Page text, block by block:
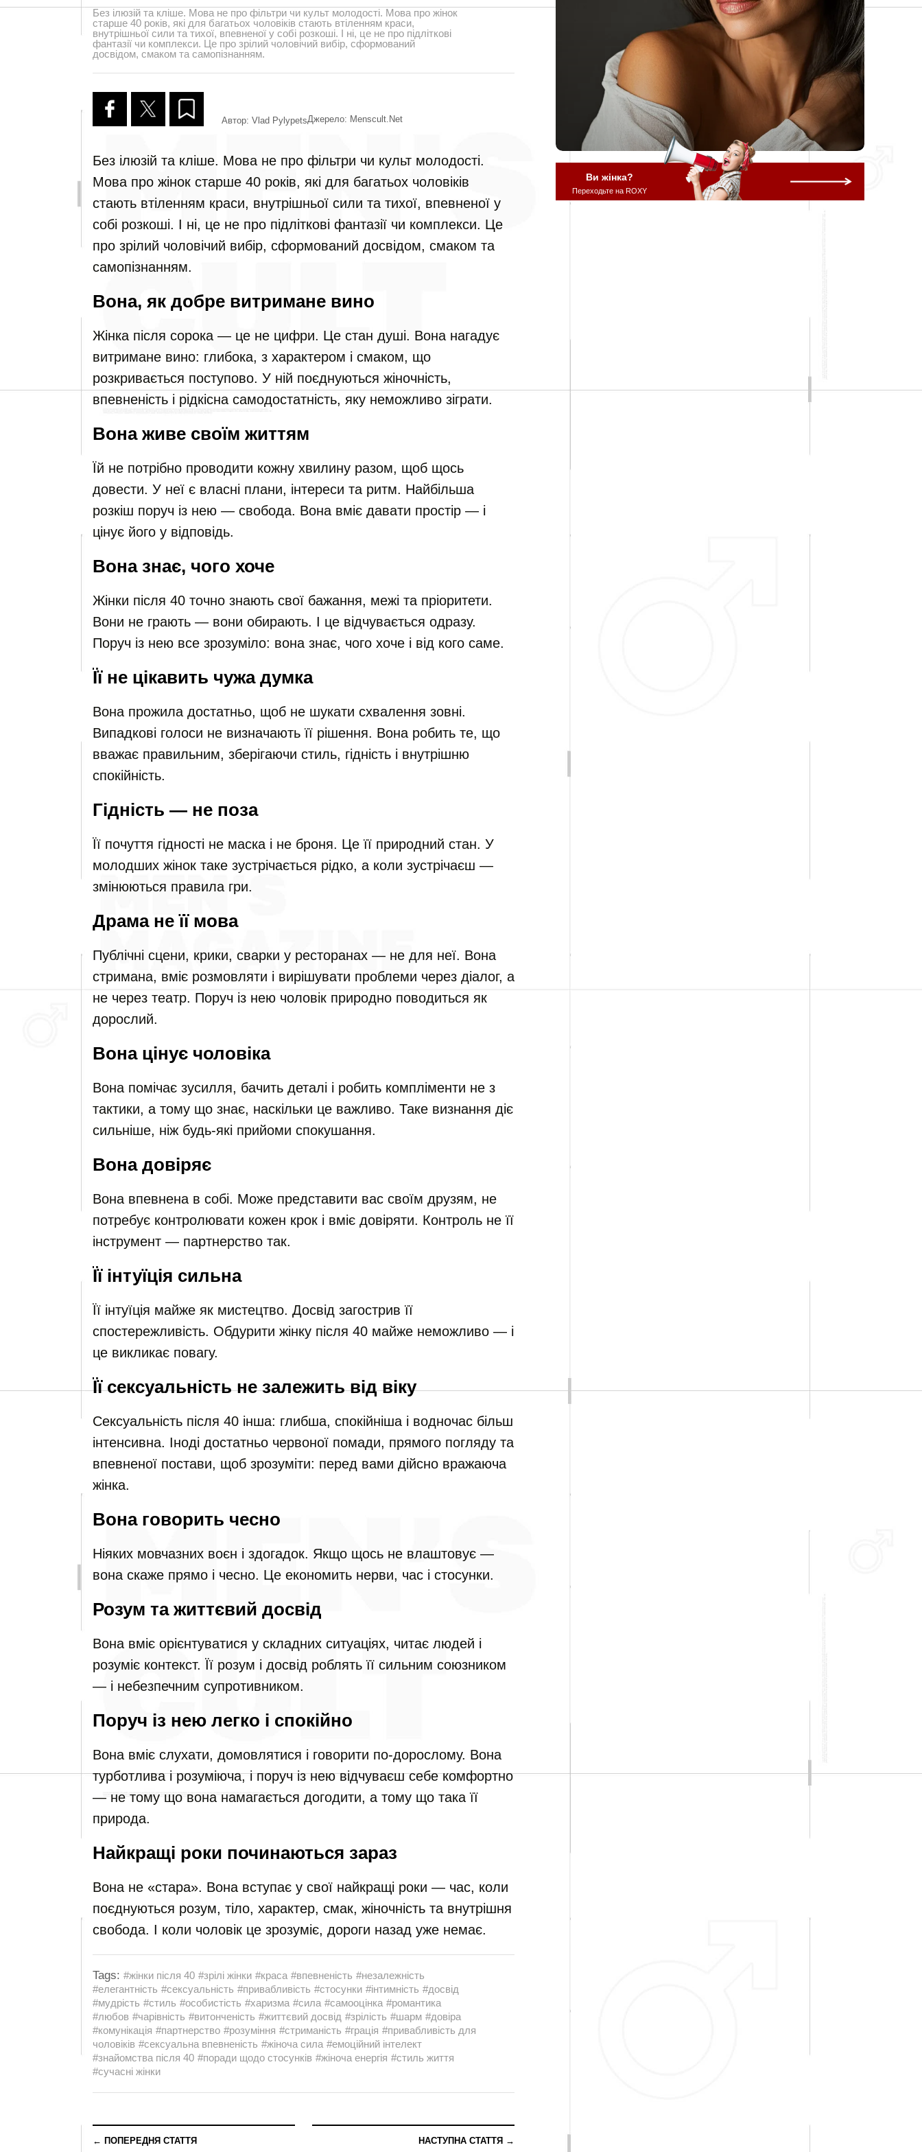
Без ілюзій та кліше. Мова не про фільтри чи культ молодості. Мова про жінок
старше 40 років, які для багатьох чоловіків стають втіленням краси,
внутрішньої сили та тихої, впевненої у собі розкоші. І ні, це не про підліткові
фантазії чи комплекси. Це про зрілий чоловічий вибір, сформований
досвідом, смаком та самопізнанням.
Автор: Vlad PylypetsДжерело: Menscult.net
Без ілюзій та кліше. Мова не про фільтри чи культ молодості.
Мова про жінок старше 40 років, які для багатьох чоловіків
стають втіленням краси, внутрішньої сили та тихої, впевненої у
собі розкоші. І ні, це не про підліткові фантазії чи комплекси. Це
про зрілий чоловічий вибір, сформований досвідом, смаком та
самопізнанням.
Вона, як добре витримане вино
Жінка після сорока — це не цифри. Це стан душі. Вона нагадує
витримане вино: глибока, з характером і смаком, що
розкривається поступово. У ній поєднуються жіночність,
впевненість і рідкісна самодостатність, яку неможливо зіграти.
Вона живе своїм життям
Їй не потрібно проводити кожну хвилину разом, щоб щось
довести. У неї є власні плани, інтереси та ритм. Найбільша
розкіш поруч із нею — свобода. Вона вміє давати простір — і
цінує його у відповідь.
Вона знає, чого хоче
Жінки після 40 точно знають свої бажання, межі та пріоритети.
Вони не грають — вони обирають. І це відчувається одразу.
Поруч із нею все зрозуміло: вона знає, чого хоче і від кого саме.
Її не цікавить чужа думка
Вона прожила достатньо, щоб не шукати схвалення зовні.
Випадкові голоси не визначають її рішення. Вона робить те, що
вважає правильним, зберігаючи стиль, гідність і внутрішню
спокійність.
Гідність — не поза
Її почуття гідності не маска і не броня. Це її природний стан. У
молодших жінок таке зустрічається рідко, а коли зустрічаєш —
змінюються правила гри.
Драма не її мова
Публічні сцени, крики, сварки у ресторанах — не для неї. Вона
стримана, вміє розмовляти і вирішувати проблеми через діалог, а
не через театр. Поруч із нею чоловік природно поводиться як
дорослий.
Вона цінує чоловіка
Вона помічає зусилля, бачить деталі і робить компліменти не з
тактики, а тому що знає, наскільки це важливо. Таке визнання діє
сильніше, ніж будь-які прийоми спокушання.
Вона довіряє
Вона впевнена в собі. Може представити вас своїм друзям, не
потребує контролювати кожен крок і вміє довіряти. Контроль не її
інструмент — партнерство так.
Її інтуїція сильна
Її інтуїція майже як мистецтво. Досвід загострив її
спостережливість. Обдурити жінку після 40 майже неможливо — і
це викликає повагу.
Її сексуальність не залежить від віку
Сексуальність після 40 інша: глибша, спокійніша і водночас більш
інтенсивна. Іноді достатньо червоної помади, прямого погляду та
впевненої постави, щоб зрозуміти: перед вами дійсно вражаюча
жінка.
Вона говорить чесно
Ніяких мовчазних воєн і здогадок. Якщо щось не влаштовує —
вона скаже прямо і чесно. Це економить нерви, час і стосунки.
Розум та життєвий досвід
Вона вміє орієнтуватися у складних ситуаціях, читає людей і
розуміє контекст. Її розум і досвід роблять її сильним союзником
— і небезпечним супротивником.
Поруч із нею легко і спокійно
Вона вміє слухати, домовлятися і говорити по-дорослому. Вона
турботлива і розуміюча, і поруч із нею відчуваєш себе комфортно
— не тому що вона намагається догодити, а тому що така її
природа.
Найкращі роки починаються зараз
Вона не «стара». Вона вступає у свої найкращі роки — час, коли
поєднуються розум, тіло, характер, смак, жіночність та внутрішня
свобода. І коли чоловік це зрозуміє, дороги назад уже немає.
Tags: #жінки після 40 #зрілі жінки #краса #впевненість #незалежність
#елегантність #сексуальність #привабливість #стосунки #інтимність #досвід
#мудрість #стиль #особистість #харизма #сила #самооцінка #романтика
#любов #чарівність #витонченість #життєвий досвід #зрілість #шарм #довіра
#комунікація #партнерство #розуміння #стриманість #грація #привабливість для
чоловіків #сексуальна впевненість #жіноча сила #емоційний інтелект
#знайомства після 40 #поради щодо стосунків #жіноча енергія #стиль життя
#сучасні жінки
← ПОПЕРЕДНЯ СТАТТЯ НАСТУПНА СТАТТЯ →
Ви жінка?
Переходьте на ROXY